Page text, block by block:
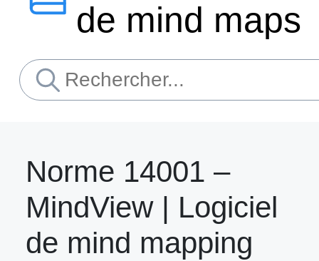
de mind maps
Norme 14001 –
MindView | Logiciel
de mind mapping